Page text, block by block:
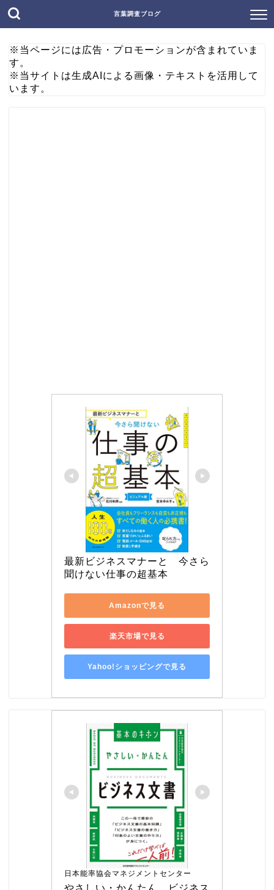
言葉調査ブログ
※当ページには広告・プロモーションが含まれていま
す。
※当サイトは生成AIによる画像・テキストを活用して
います。
最新ビジネスマナーと　今さら
聞けない仕事の超基本
Amazonで見る
楽天市場で見る
Yahoo!ショッピングで見る
日本能率協会マネジメントセンター
やさしい・かんたん　ビジネス